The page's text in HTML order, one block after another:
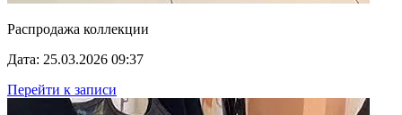
Распродажа коллекции
Дата: 25.03.2026 09:37
Перейти к записи